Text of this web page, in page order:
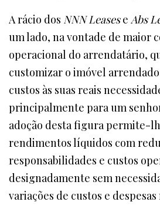
A rácio dos NNN Leasese Abs
um lado, na vontade de maior
operacional do arrendatário,
customizar o imóvel
custos às suas reais
principalmente para um
adoção desta figura permite-
rendimentos líquidos com
responsabilidades e custos
designadamente sem
variações de custos e